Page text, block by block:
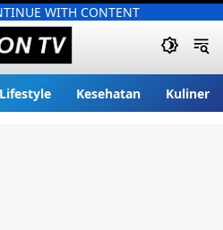
WITH CONTENT
Lifestyle Kesehatan Kuliner